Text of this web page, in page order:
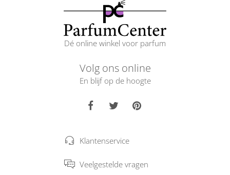
Dé online winkel voor parfum
Volg ons online
En blijf op de hoogte
Klantenservice
Veelgestelde vragen